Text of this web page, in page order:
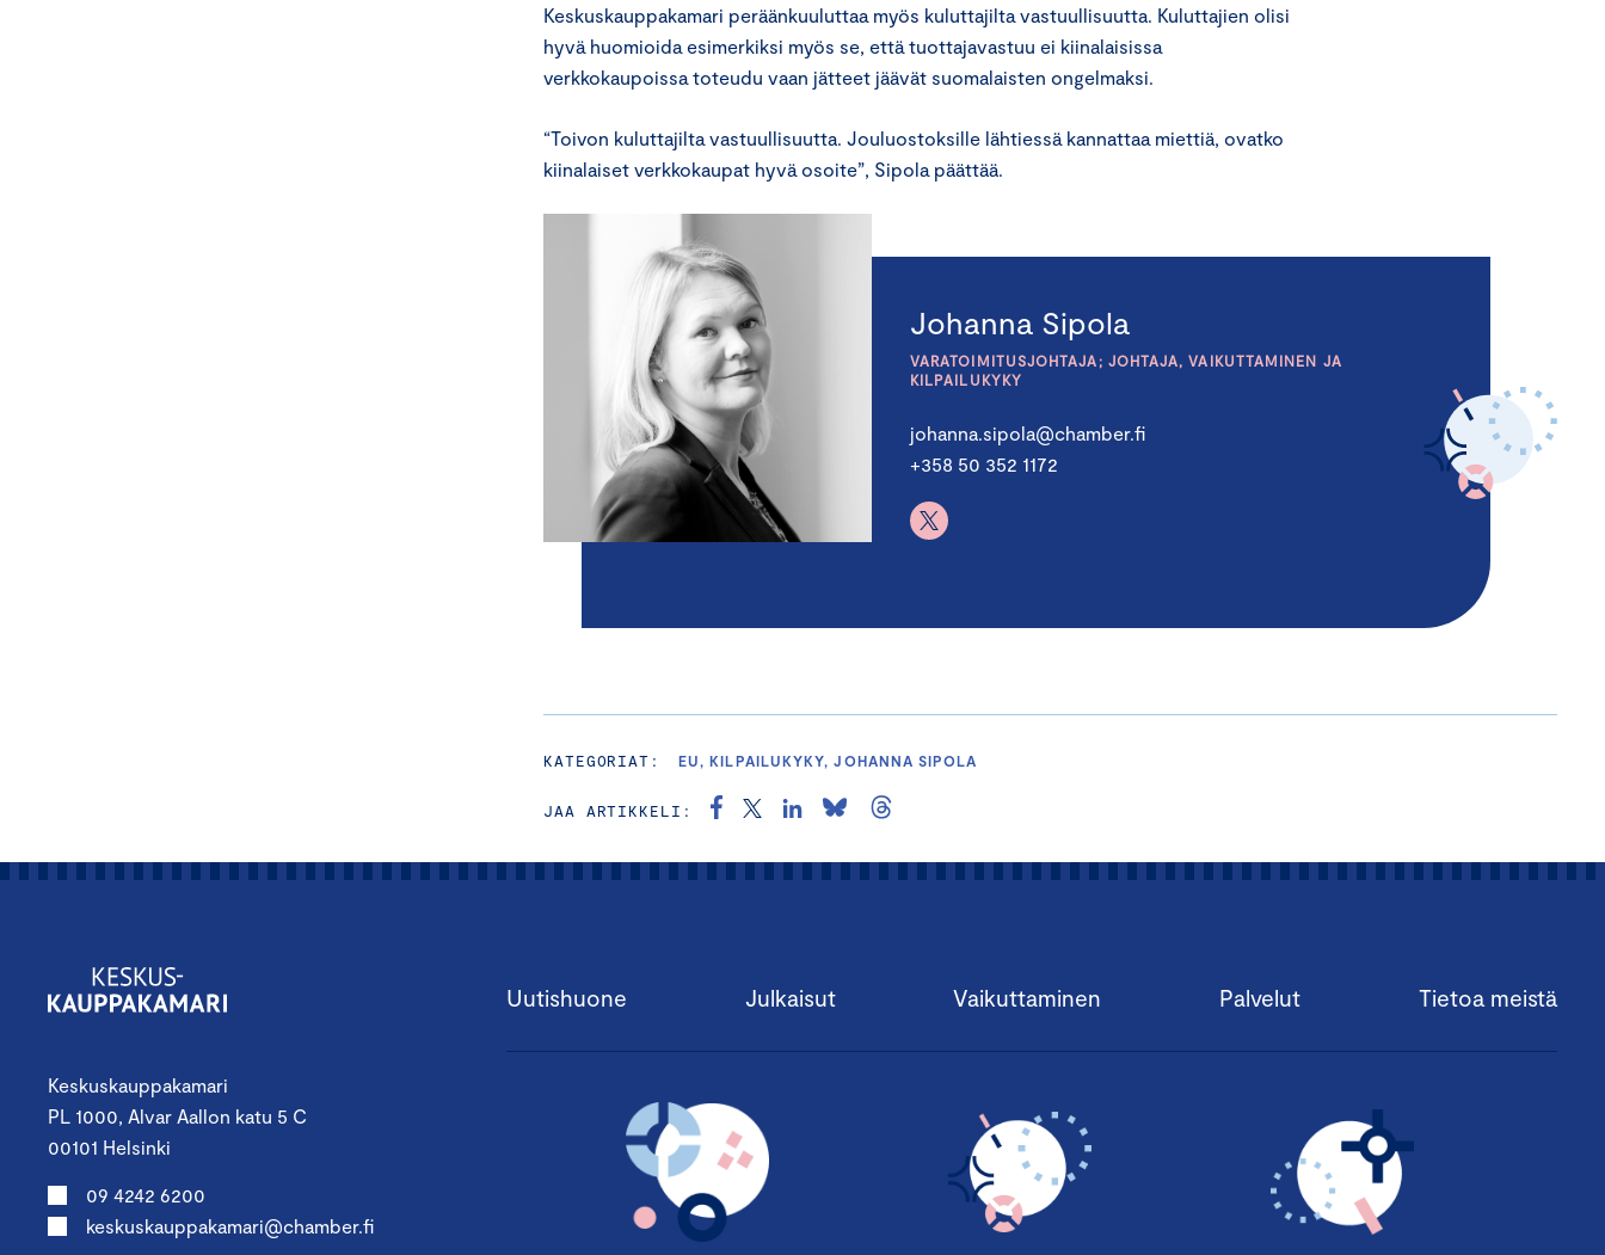
Keskuskauppakamari peräänkuuluttaa myös kuluttajilta vastuullisuutta. Kuluttajien olisi
hyvä huomioida esimerkiksi myös se, että tuottajavastuu ei kiinalaisissa
verkkokaupoissa toteudu vaan jätteet jäävät suomalaisten ongelmaksi.
“Toivon kuluttajilta vastuullisuutta. Jouluostoksille lähtiessä kannattaa miettiä, ovatko
kiinalaiset verkkokaupat hyvä osoite”, Sipola päättää.
Johanna Sipola
VARATOIMITUSJOHTAJA; JOHTAJA, VAIKUTTAMINEN JA
KILPAILUKYKY
johanna.sipola@chamber.fi
+358 50 352 1172
KATEGORIAT: EU, KILPAILUKYKY, JOHANNA SIPOLA
JAA ARTIKKELI:
Keskuskauppakamari
PL 1000, Alvar Aallon katu 5 C
00101 Helsinki
09 4242 6200
keskuskauppakamari@chamber.fi
Uutishuone Julkaisut Vaikuttaminen Palvelut Tietoa meistä